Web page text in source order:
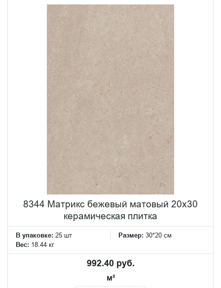
8344 Матрикс бежевый матовый 20х30
керамическая плитка
В упаковке: 25 шт Размер: 30*20 см
Вес: 18.44 кг
992.40 руб.
м²